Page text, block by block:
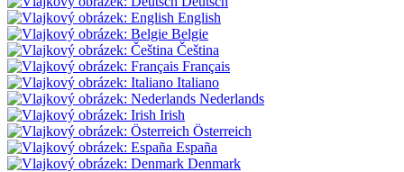
English
Belgie
Čeština
Français
Italiano
Nederlands
Irish
Österreich
España
Denmark